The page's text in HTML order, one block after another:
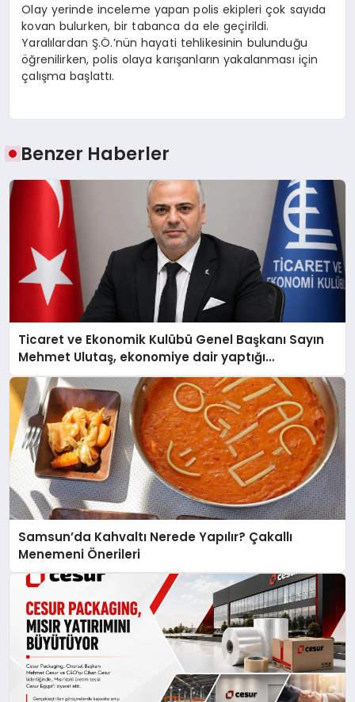
Olay yerinde inceleme yapan polis ekipleri çok sayıda
kovan bulurken, bir tabanca da ele geçirildi.
Yaralılardan Ş.Ö.’nün hayati tehlikesinin bulunduğu
öğrenilirken, polis olaya karışanların yakalanması için
çalışma başlattı.
Benzer Haberler
Ticaret ve Ekonomik Kulübü Genel Başkanı Sayın
Mehmet Ulutaş, ekonomiye dair yaptığı
açıklamada şunları kaydetti:
Samsun’da Kahvaltı Nerede Yapılır? Çakallı
Menemeni Önerileri